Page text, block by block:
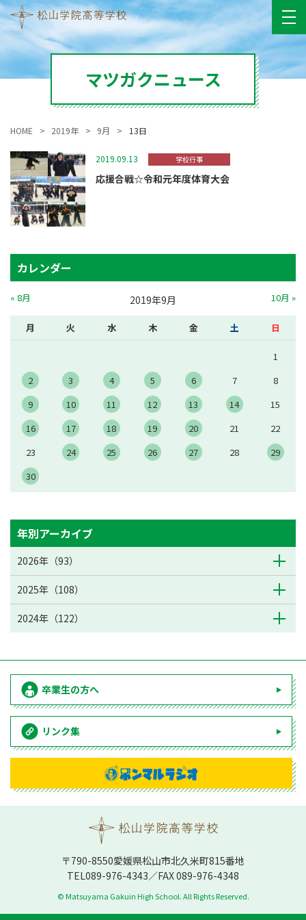
マツガクニュース
HOME 2019年 9月 13日
2019.09.13 学校行事
応援合戦☆令和元年度体育大会
カレンダー
2019年9月
月 火 水 木 金 土 日
1
2
3 4 5 6 7
8
9
10 11 12 13 14
15
16
17 18 19 20 21
22
23
24 25 26 27 28
29
30
« 8月 10月 »
年別アーカイブ
2026年（93）
2025年（108）
2024年（122）
卒業生の方へ
リンク集
〒790-8550愛媛県松⼭市北久⽶町815番地
TEL089-976-4343／FAX 089-976-4348
© Matsuyama Gakuin High School. All Rights Reserved.